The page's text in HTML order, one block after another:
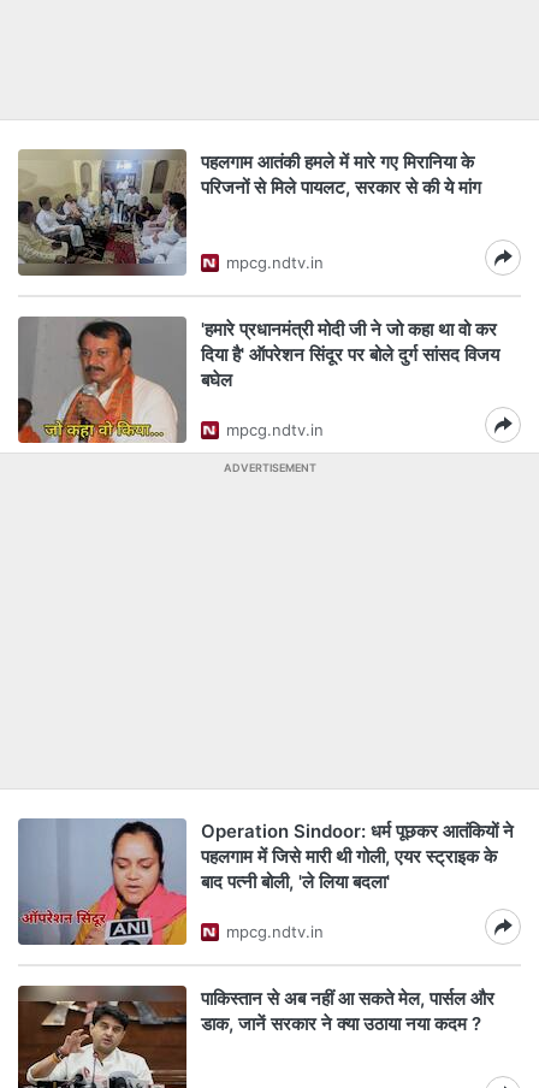
पहलगाम आतंकी हमले में मारे गए मिरानिया के
परिजनों से मिले पायलट, सरकार से की ये मांग
mpcg.ndtv.in
'हमारे प्रधानमंत्री मोदी जी ने जो कहा था वो कर
दिया है' ऑपरेशन सिंदूर पर बोले दुर्ग सांसद विजय
बघेल
mpcg.ndtv.in
ADVERTISEMENT
Operation Sindoor: धर्म पूछकर आतंकियों ने
पहलगाम में जिसे मारी थी गोली, एयर स्ट्राइक के
बाद पत्नी बोली, 'ले लिया बदला'
mpcg.ndtv.in
पाकिस्तान से अब नहीं आ सकते मेल, पार्सल और
डाक, जानें सरकार ने क्या उठाया नया कदम ?